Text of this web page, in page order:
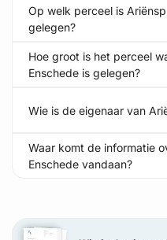
Op welk perceel is
gelegen?
Hoe groot is het perceel
Enschede is gelegen?
Wie is de eigenaar van
Waar komt de informatie
Enschede vandaan?